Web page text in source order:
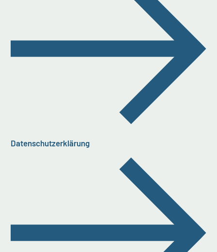
Datenschutzerklärung